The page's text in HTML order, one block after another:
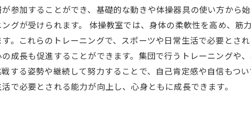
参加することができ、基礎的な動きや体操器具の使い方から
グが受けられます。 体操教室では、身体の柔軟性を高め、筋
。これらのトレーニングで、スポーツや日常生活で必要とさ
成長も促進することができます。集団で行うトレーニングや
する姿勢や継続して努力することで、自己肯定感や自信もつ
で必要とされる能力が向上し、心身ともに成長できます。